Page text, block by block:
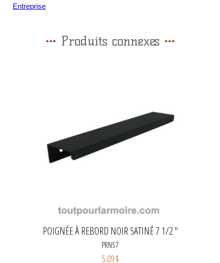
Entreprise
Produits connexes
POIGNÉE À REBORD NOIR SATINÉ 7 1/2 "
PRNS7
5,09 $